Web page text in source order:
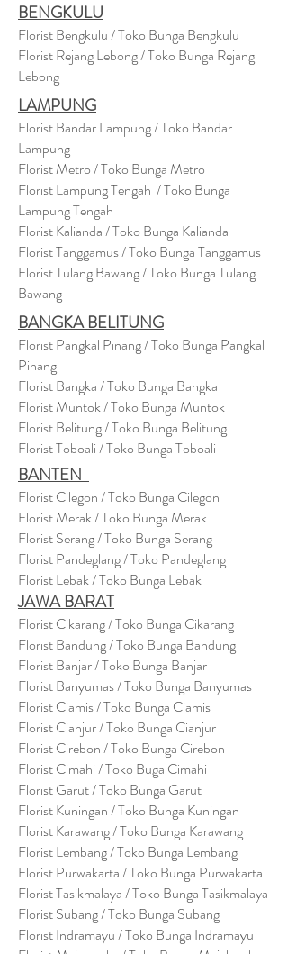
BENGKULU
Florist Bengkulu / Toko Bunga Bengkulu
Florist Rejang Lebong / Toko Bunga Rejang
Lebong
LAMPUNG
Florist Bandar Lampung / Toko Bandar
Lampung
Florist Metro / Toko Bunga Metro
Florist Lampung Tengah / Toko Bunga
Lampung Tengah
Florist Kalianda / Toko Bunga Kalianda
Florist Tanggamus / Toko Bunga Tanggamus
Florist Tulang Bawang / Toko Bunga Tulang
Bawang
BANGKA BELITUNG
Florist Pangkal Pinang / Toko Bunga Pangkal
Pinang
Florist Bangka / Toko Bunga Bangka
Florist Muntok / Toko Bunga Muntok
Florist Belitung / Toko Bunga Belitung
Florist Toboali / Toko Bunga Toboali
BANTEN
Florist Cilegon / Toko Bunga Cilegon
Florist Merak / Toko Bunga Merak
Florist Serang / Toko Bunga Serang
Florist Pandeglang / Toko Pandeglang
Florist Lebak / Toko Bunga Lebak
JAWA BARAT
Florist Cikarang/ Toko Bunga Cikarang
Florist Bandung / Toko Bunga Bandung
Florist Banjar / Toko Bunga Banjar
Florist Banyumas / Toko Bunga Banyumas
Florist Ciamis / Toko Bunga Ciamis
Florist Cianjur / Toko Bunga Cianjur
Florist Cirebon / Toko Bunga Cirebon
Florist Cimahi / Toko Buga Cimahi
Florist Garut / Toko Bunga Garut
Florist Kuningan / Toko Bunga Kuningan
Florist Karawang / Toko Bunga Karawang
Florist Lembang / Toko Bunga Lembang
Florist Purwakarta / Toko Bunga Purwakarta
Florist Tasikmalaya / Toko Bunga Tasikmalaya
Florist Subang / Toko Bunga Subang
Florist Indramayu / Toko Bunga Indramayu